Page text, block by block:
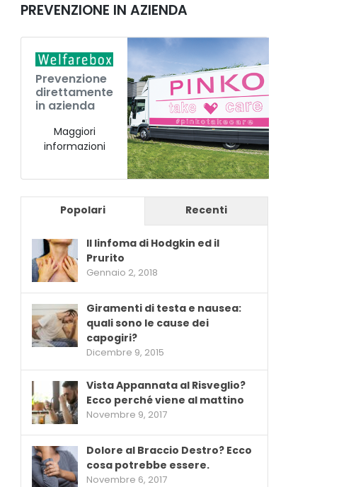
PREVENZIONE IN AZIENDA
Prevenzione
direttamente
in azienda
Maggiori
informazioni
Popolari Recenti
Il linfoma di Hodgkin ed il
Prurito
Gennaio 2, 2018
Giramenti di testa e nausea:
quali sono le cause dei
capogiri?
Dicembre 9, 2015
Vista Appannata al Risveglio?
Ecco perché viene al mattino
Novembre 9, 2017
Dolore al Braccio Destro? Ecco
cosa potrebbe essere.
Novembre 6, 2017